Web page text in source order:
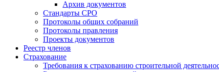
Архив документов
Стандарты СРО
Протоколы общих собраний
Протоколы правления
Проекты документов
Реестр членов
Страхование
Требования к страхованию строительной